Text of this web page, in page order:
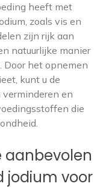
heeft met
zoals vis en
zijn rijk aan
natuurlijke manier
Door het opnemen
kunt u de
en
die
aanbevolen
jodium voor